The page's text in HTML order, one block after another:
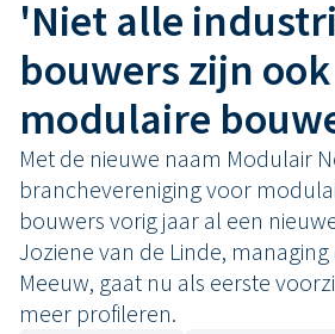
'Niet alle
bouwers zijn ook
modulaire
Met de nieuwe naam Modulair
branchevereniging voor
bouwers vorig jaar al een
Joziene van de Linde,
Meeuw, gaat nu als eerste
meer profileren.